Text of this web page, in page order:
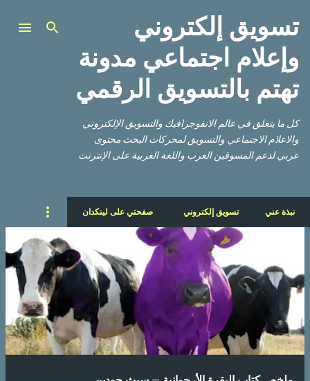
التخطي إلى المحتوى الرئيسي
تسويق إلكتروني
وإعلام اجتماعي مدونة
تهتم بالتسويق الرقمي
كل ما يتعلق في عالم الانفوجرافيك والتسويق الإلكتروني
والاعلام الاجتماعي والتسويق لمحركات البحث محتوى
عربي لدعم المسوقين العرب واللغة العربية على الإنترنت
نبذة عني تسويق إلكتروني صفحتي على لينكدان
م
ر